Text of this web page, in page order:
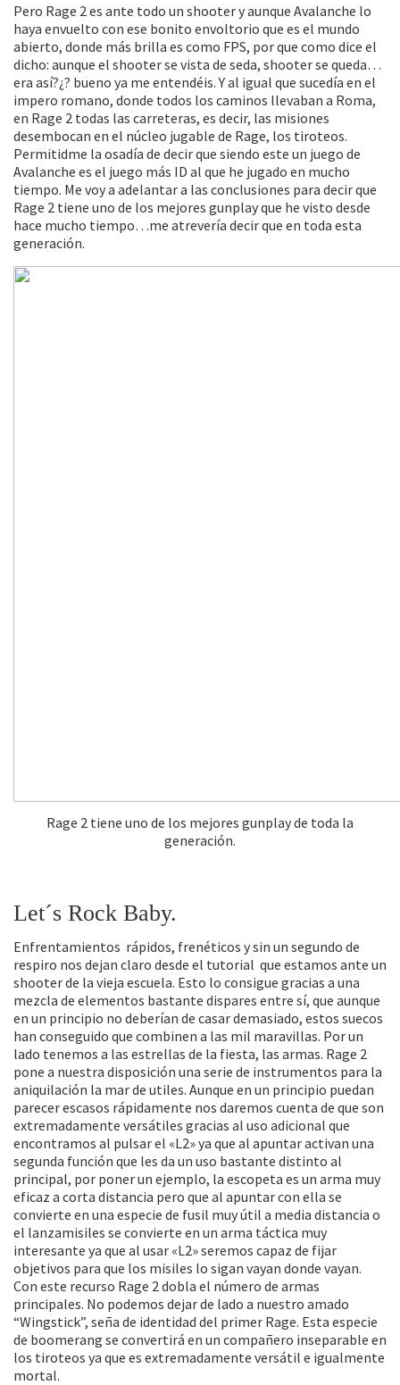
Pero Rage 2 es ante todo un shooter y aunque Avalanche lo
haya envuelto con ese bonito envoltorio que es el mundo
abierto, donde más brilla es como FPS, por que como dice el
dicho: aunque el shooter se vista de seda, shooter se queda…
era así?¿? bueno ya me entendéis. Y al igual que sucedía en el
impero romano, donde todos los caminos llevaban a Roma,
en Rage 2 todas las carreteras, es decir, las misiones
desembocan en el núcleo jugable de Rage, los tiroteos.
Permitidme la osadía de decir que siendo este un juego de
Avalanche es el juego más ID al que he jugado en mucho
tiempo. Me voy a adelantar a las conclusiones para decir que
Rage 2 tiene uno de los mejores gunplay que he visto desde
hace mucho tiempo…me atrevería decir que en toda esta
generación.
Rage 2 tiene uno de los mejores gunplay de toda la
generación.
Let´s Rock Baby.
Enfrentamientos rápidos, frenéticos y sin un segundo de
respiro nos dejan claro desde el tutorial que estamos ante un
shooter de la vieja escuela. Esto lo consigue gracias a una
mezcla de elementos bastante dispares entre sí, que aunque
en un principio no deberían de casar demasiado, estos suecos
han conseguido que combinen a las mil maravillas. Por un
lado tenemos a las estrellas de la fiesta, las armas. Rage 2
pone a nuestra disposición una serie de instrumentos para la
aniquilación la mar de utiles. Aunque en un principio puedan
parecer escasos rápidamente nos daremos cuenta de que son
extremadamente versátiles gracias al uso adicional que
encontramos al pulsar el «L2» ya que al apuntar activan una
segunda función que les da un uso bastante distinto al
principal, por poner un ejemplo, la escopeta es un arma muy
eficaz a corta distancia pero que al apuntar con ella se
convierte en una especie de fusil muy útil a media distancia o
el lanzamisiles se convierte en un arma táctica muy
interesante ya que al usar «L2» seremos capaz de fijar
objetivos para que los misiles lo sigan vayan donde vayan.
Con este recurso Rage 2 dobla el número de armas
principales. No podemos dejar de lado a nuestro amado
“Wingstick”, seña de identidad del primer Rage. Esta especie
de boomerang se convertirá en un compañero inseparable en
los tiroteos ya que es extremadamente versátil e igualmente
mortal.